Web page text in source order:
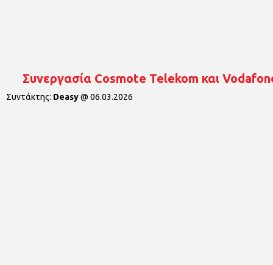
Συνεργασία Cosmote Telekom και
Συντάκτης: Deasy@ 06.03.2026